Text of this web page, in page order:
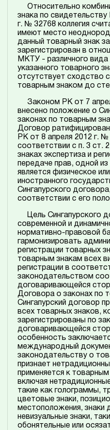
Относительно
знака по
г. № 32768 коллегия
имеют место
данный товарный знак
зарегистрирован в
МКТУ - различного
указанного товарного
отсутствует сходство
товарным знаком до
Законом РК от 7
внесено положение о
законах по товарным
Договор
РК от 8 апреля 2012 г.
соответствии с п. 3 ст.
знаках экспертиза и
передаче прав, одной
является физическое
иностранного
Сингапурского
соответствии с его
Цель Сингапурского
современной и
нормативно-правовой
гармонизировать
регистрации товарных
товарным знакам всех
регистрации в
законодательством
договаривающейся
Договора о законах по
Сингапурский договор
всех товарных знаков,
зарегистрированы по
договаривающейся
особенность
международный
законодательству о
признает
применяется к
включая
такие как голограммы,
цветовые знаки,
местоположения, знаки
невизуальные знаки,
обонятельные или